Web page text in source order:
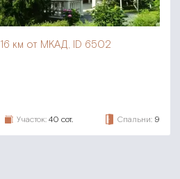
16 км от МКАД, ID 6502
Участок: 40 сот. Спальни: 9